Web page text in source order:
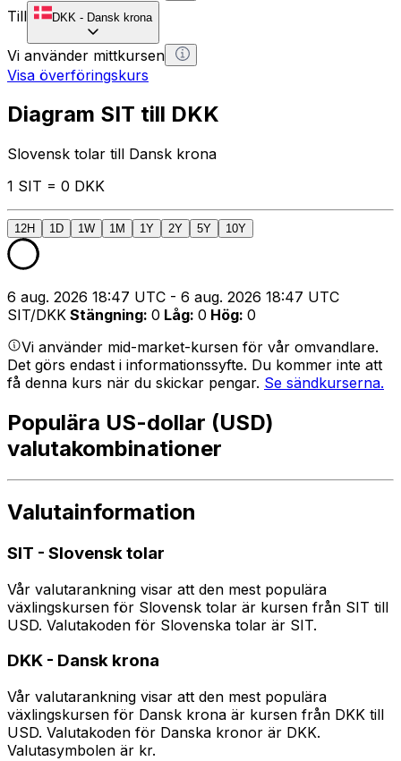
Till
DKK - Dansk krona
Vi använder mittkursen
Visa överföringskurs
Diagram SIT till DKK
Slovensk tolar till Dansk krona
1 SIT = 0 DKK
12H 1D 1W 1M 1Y 2Y 5Y 10Y
6 aug. 2026 18:47 UTC - 6 aug. 2026 18:47 UTC
SIT/DKK Stängning: 0 Låg: 0 Hög: 0
Vi använder mid-market-kursen för vår omvandlare.
Det görs endast i informationssyfte. Du kommer inte att
få denna kurs när du skickar pengar. Se sändkurserna.
Populära US-dollar (USD)
valutakombinationer
Valutainformation
SIT - Slovensk tolar
Vår valutarankning visar att den mest populära
växlingskursen för Slovensk tolar är kursen från SIT till
USD. Valutakoden för Slovenska tolar är SIT.
DKK - Dansk krona
Vår valutarankning visar att den mest populära
växlingskursen för Dansk krona är kursen från DKK till
USD. Valutakoden för Danska kronor är DKK.
Valutasymbolen är kr.